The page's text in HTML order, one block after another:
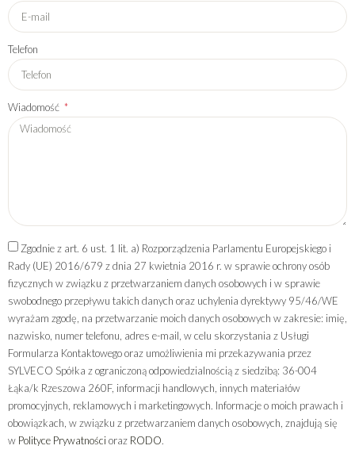
Telefon
Wiadomość
Zgodnie z art. 6 ust. 1 lit. a) Rozporządzenia Parlamentu Europejskiego i
Rady (UE) 2016/679 z dnia 27 kwietnia 2016 r. w sprawie ochrony osób
fizycznych w związku z przetwarzaniem danych osobowych i w sprawie
swobodnego przepływu takich danych oraz uchylenia dyrektywy 95/46/WE
wyrażam zgodę, na przetwarzanie moich danych osobowych w zakresie: imię,
nazwisko, numer telefonu, adres e-mail, w celu skorzystania z Usługi
Formularza Kontaktowego oraz umożliwienia mi przekazywania przez
SYLVECO Spółka z ograniczoną odpowiedzialnością z siedzibą: 36-004
Łąka/k Rzeszowa 260F, informacji handlowych, innych materiałów
promocyjnych, reklamowych i marketingowych. Informacje o moich prawach i
obowiązkach, w związku z przetwarzaniem danych osobowych, znajdują się
w Polityce Prywatności oraz RODO.